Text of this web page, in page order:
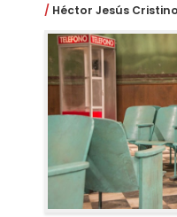
Héctor Jesús